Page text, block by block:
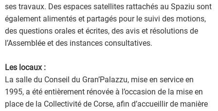
ses travaux. Des espaces satellites rattachés au Spaziu sont
également alimentés et partagés pour le suivi des motions,
des questions orales et écrites, des avis et résolutions de
l’Assemblée et des instances consultatives.
Les locaux :
La salle du Conseil du Gran’Palazzu, mise en service en
1995, a été entièrement rénovée à l’occasion de la mise en
place de la Collectivité de Corse, afin d’accueillir de manière